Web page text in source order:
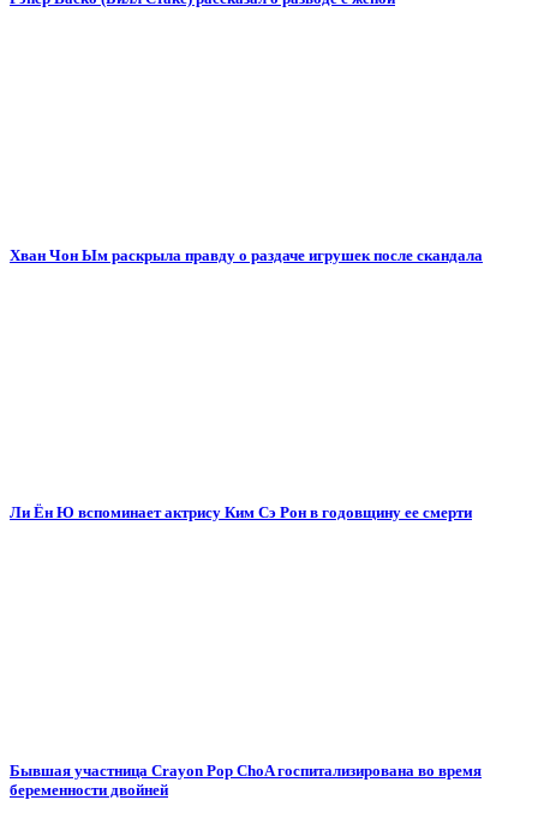
Хван Чон Ым раскрыла правду о раздаче игрушек после скандала
Ли Ён Ю вспоминает актрису Ким Сэ Рон в годовщину ее смерти
Бывшая участница Crayon Pop ChoA госпитализирована во время
беременности двойней